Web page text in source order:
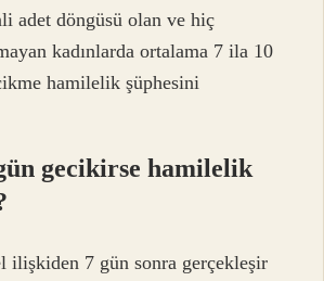
adet döngüsü olan ve hiç
kadınlarda ortalama 7 ila 10
hamilelik şüphesini
gecikirse hamilelik
ilişkiden 7 gün sonra gerçekleşir